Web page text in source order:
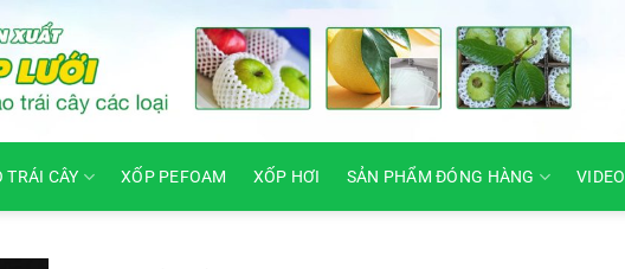
TRÁI CÂY XỐP PEFOAM XỐP HƠI SẢN PHẨM ĐÓNG HÀNG